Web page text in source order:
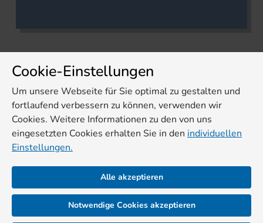
Cookie-Einstellungen
Um unsere Webseite für Sie optimal zu gestalten und
fortlaufend verbessern zu können, verwenden wir
Cookies. Weitere Informationen zu den von uns
eingesetzten Cookies erhalten Sie in den individuellen
Einstellungen.
Alle akzeptieren
Notwendige Cookies akzeptieren